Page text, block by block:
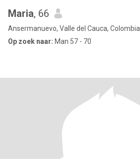
Maria, 66
Ansermanuevo, Valle del Cauca, Colombia
Op zoek naar: Man 57 - 70